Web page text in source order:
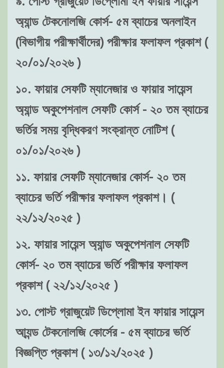
অ্যান্ড টেকনোলজি কোর্স- ৫ম ব্যাচের অনলাইন
(বিভাগীয় পরীক্ষার্থীদের) পরীক্ষার ফলাফল প্রকাশ (
২০/০১/২০২৬ )
১০. ফায়ার সেফটি ম্যানেজার ও ফায়ার সায়েন্স
অ্যান্ড অকুপেশনাল সেফটি কোর্স - ২০ তম ব্যাচের
ভর্তির সময় বৃদ্ধিকরণ সংক্রান্ত নোটিশ (
০১/০১/২০২৬ )
১১. ফায়ার সেফটি ম্যানেজার কোর্স- ২০ তম
ব্যাচের ভর্তি পরীক্ষার ফলাফল প্রকাশ। (
২২/১২/২০২৫ )
১২. ফায়ার সায়েন্স অ্যান্ড অকুপেশনাল সেফটি
কোর্স- ২০ তম ব্যাচের ভর্তি পরীক্ষার ফলাফল
প্রকাশ ( ২২/১২/২০২৫ )
১৩. পোস্ট গ্রাজুয়েট ডিপ্লোমা ইন ফায়ার সায়েন্স
আ্যন্ড টেকনোলজি কোর্সের - ৫ম ব্যাচের ভর্তি
বিজ্ঞপ্তি প্রকাশ ( ১৩/১২/২০২৫ )